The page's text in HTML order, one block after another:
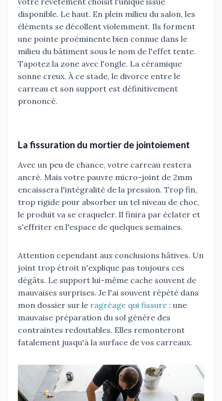
disponible. Le haut. En plein milieu du salon, les
éléments se décollent violemment. Ils forment
une pointe proéminente bien connue dans le
milieu du bâtiment sous le nom de l'effet tente.
Tapotez la zone avec l'ongle. La céramique
sonne creux. À ce stade, le divorce entre le
carreau et son support est définitivement
prononcé.
La fissuration du mortier de jointoiement
Avec un peu de chance, votre carreau restera
ancré. Mais votre pauvre micro-joint de 2mm
encaissera l'intégralité de la pression. Trop fin,
trop rigide pour absorber un tel niveau de choc,
le produit va se craqueler. Il finira par éclater et
s'effriter en l'espace de quelques semaines.
Attention cependant aux conclusions hâtives. Un
joint trop étroit n'explique pas toujours ces
dégâts. Le support lui-même cache souvent de
mauvaises surprises. Je l'ai souvent répété dans
mon dossier sur le ragréage qui fissure : une
mauvaise préparation du sol génère des
contraintes redoutables. Elles remonteront
fatalement jusqu'à la surface de vos carreaux.